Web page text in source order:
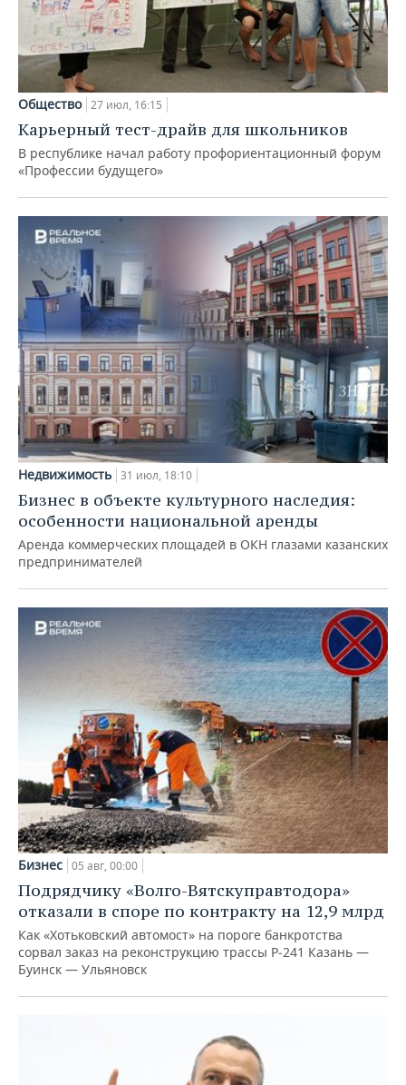
Общество 27 июл, 16:15
Карьерный тест-драйв для школьников
В республике начал работу профориентационный форум
«Профессии будущего»
Недвижимость 31 июл, 18:10
Бизнес в объекте культурного наследия:
особенности национальной аренды
Аренда коммерческих площадей в ОКН глазами казанских
предпринимателей
Бизнес 05 авг, 00:00
Подрядчику «Волго-Вятскуправтодора»
отказали в споре по контракту на 12,9 млрд
Как «Хотьковский автомост» на пороге банкротства
сорвал заказ на реконструкцию трассы Р‑241 Казань —
Буинск — Ульяновск